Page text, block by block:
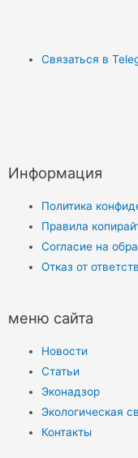
Связаться в
Информация
Политика
Правила
Согласие на
Отказ от
меню сайта
Новости
Статьи
Эконадзор
Экологическая
Контакты